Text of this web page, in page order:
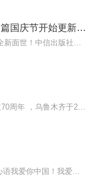
小猪屏蓬十二生肖神8 羊神篇国庆节开始更新啦！